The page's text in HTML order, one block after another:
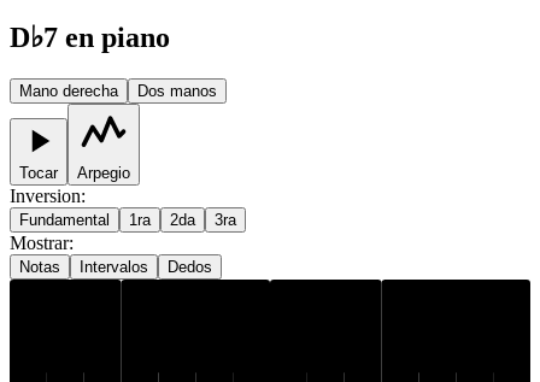
D♭7 en piano
Mano derecha Dos manos
Tocar Arpegio
Inversion:
Fundamental 1ra 2da 3ra
Mostrar:
Notas Intervalos Dedos